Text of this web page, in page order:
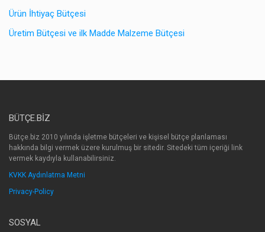
Ürün İhtiyaç Bütçesi
Üretim Bütçesi ve ilk Madde Malzeme Bütçesi
BÜTÇE.BIZ
Bütçe.biz 2010 yılında işletme bütçeleri ve kişisel bütçe planlaması
hakkında bilgi vermek üzere kurulmuş bir sitedir. Sitedeki tüm içeriği link
vermek kaydıyla kullanabilirsiniz.
KVKK Aydınlatma Metni
Privacy-Policy
SOSYAL